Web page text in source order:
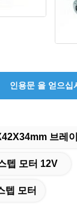
인용문 을 얻으십
브레
텝 모터 12V
텝 모터